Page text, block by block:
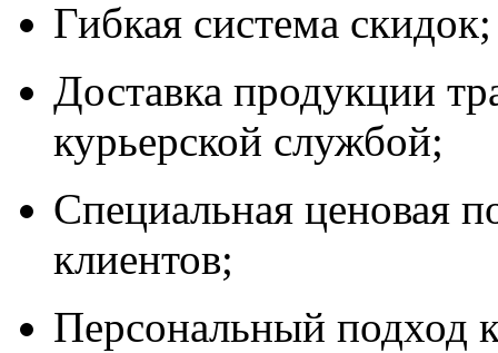
Гибкая система скидок;
Доставка продукции
курьерской службой;
Специальная ценовая
клиентов;
Персональный подход